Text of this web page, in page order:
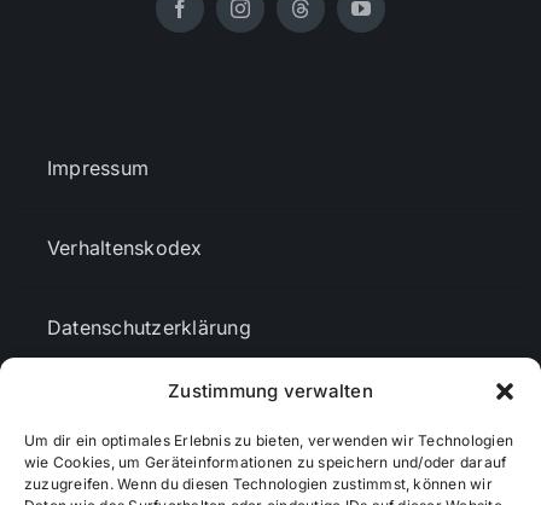
Zustimmung verwalten
Um dir ein optimales Erlebnis zu bieten, verwenden wir Technologien
wie Cookies, um Geräteinformationen zu speichern und/oder darauf
zuzugreifen. Wenn du diesen Technologien zustimmst, können wir
Impressum
Verhaltenskodex
Datenschutzerklärung
Cookie-Richtlinie (EU)